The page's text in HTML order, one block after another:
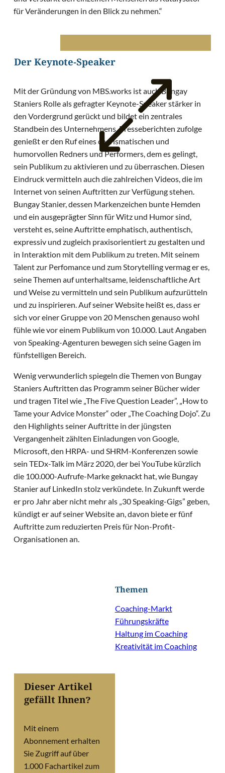
für Veränderungen in den Blick zu nehmen.“
Der Keynote-Speaker
Mit der Gründung von MBS.works ist auch Bungay
Staniers Rolle als gefragter Keynote-Speaker stärker in
den Vordergrund gerückt und bildet ein zentrales
Standbein des Unternehmens. Presseberichten zufolge
genießt er den Ruf eines charismatischen und
humorvollen Redners und Performers, dem es gelingt,
sein Publikum zu aktivieren und zu überraschen. Diesen
Eindruck vermitteln auch die zahlreichen Videos, die im
Internet von seinen Auftritten zur Verfügung stehen.
Bungay Stanier, dessen Markenzeichen bunte Hemden
und ein ausgeprägter Sinn für Witz und Humor sind,
versteht es, seine Auftritte emphatisch, authentisch,
expressiv und zugleich praxisorientiert zu gestalten und
in Interaktion mit dem Publikum zu treten. Mit seinem
Talent zur Perfomance und zum Storytelling vermag er es,
seine Themen auf unterhaltsame, leidenschaftliche Art
und Weise zu vermitteln und sein Publikum aufzurütteln
und zu inspirieren. Auf seiner Website heißt es, dass er
sich vor einer Gruppe von 20 Menschen genauso wohl
fühle wie vor einem Publikum von 10.000. Laut Angaben
von Speaking-Agenturen bewegen sich seine Gagen im
fünfstelligen Bereich.
Wenig verwunderlich spiegeln die Themen von Bungay
Staniers Auftritten das Programm seiner Bücher wider
und tragen Titel wie „The Five Question Leader”, „How to
Tame your Advice Monster“ oder „The Coaching Dojo“. Zu
den Highlights seiner Auftritte in der jüngsten
Vergangenheit zählten Einladungen von Google,
Microsoft, den HRPA- und SHRM-Konferenzen sowie
sein TEDx-Talk im März 2020, der bei YouTube kürzlich
die 100.000-Aufrufe-Marke geknackt hat, wie Bungay
Stanier auf LinkedIn stolz verkündete. In Zukunft werde
er pro Jahr aber nicht mehr als „30 Speaking-Gigs” geben,
kündigt er auf seiner Website an, davon biete er fünf
Auftritte zum reduzierten Preis für Non-Profit-
Organisationen an.
Themen
Coaching-Markt
Führungskräfte
Haltung im Coaching
Kreativität im Coaching
Dieser Artikel
gefällt Ihnen?
Mit einem
Abonnement erhalten
Sie Zugriff auf über
1.000 Fachartikel zum